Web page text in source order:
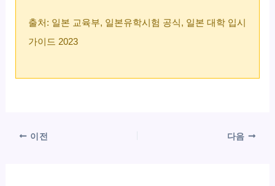
출처: 일본 교육부, 일본유학시험 공식, 일본 대학 입시
가이드 2023
이전 다음